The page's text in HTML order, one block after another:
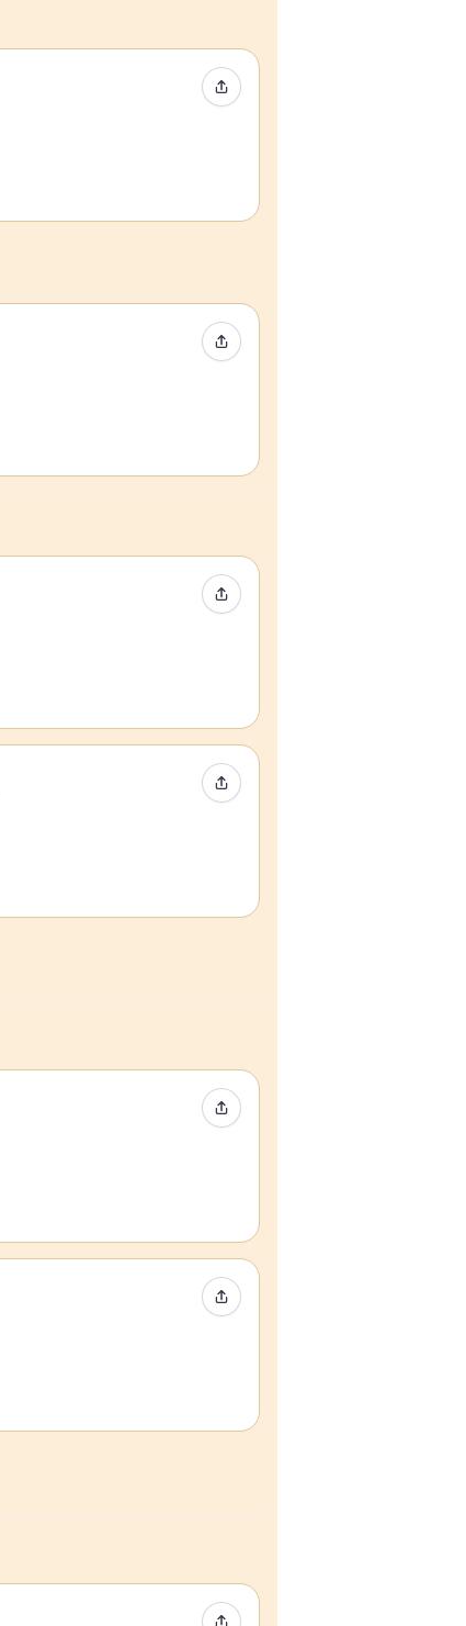
イベントをシェア
イベントをシェア
イベントをシェア
イベントをシェア
イベントをシェア
イベントをシェア